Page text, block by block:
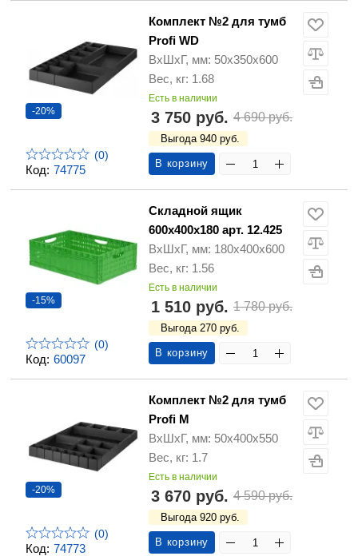
Код: 74775
-20%
(0)
Комплект №2 для тумб
Profi WD
ВхШхГ, мм: 50x350x600
Вес, кг: 1.68
Есть в наличии
3 750 руб. 4 690 руб.
Выгода 940 руб.
В корзину
Код: 60097
-15%
(0)
Складной ящик
600х400х180 арт. 12.425
ВхШхГ, мм: 180х400х600
Вес, кг: 1.56
Есть в наличии
1 510 руб. 1 780 руб.
Выгода 270 руб.
В корзину
Код: 74773
-20%
(0)
Комплект №2 для тумб
Profi M
ВхШхГ, мм: 50x400x550
Вес, кг: 1.7
Есть в наличии
3 670 руб. 4 590 руб.
Выгода 920 руб.
В корзину